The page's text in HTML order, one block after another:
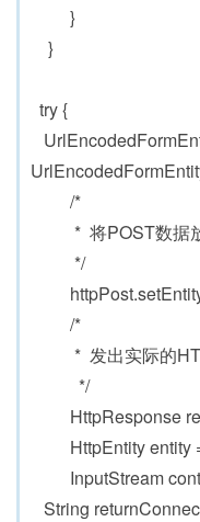
}
}
try {
/*
* 将POST数据放
*/
/*
* 发出实际的
*/
HttpResponse
HttpEntity entity =
InputStream
String